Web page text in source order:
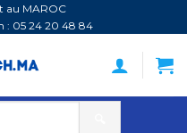
au MAROC
: 05 24 20 48 84